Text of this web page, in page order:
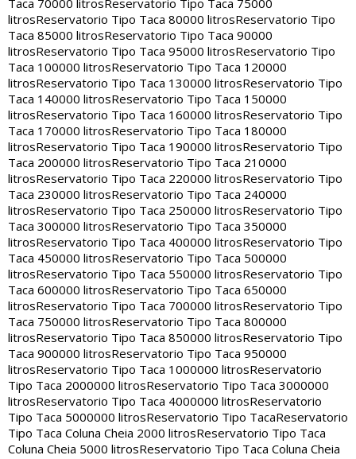
Taca 70000 litros Reservatorio Tipo Taca 75000
litrosReservatorio Tipo Taca 80000 litrosReservatorio Tipo
Taca 85000 litrosReservatorio Tipo Taca 90000
litrosReservatorio Tipo Taca 95000 litrosReservatorio Tipo
Taca 100000 litrosReservatorio Tipo Taca 120000
litrosReservatorio Tipo Taca 130000 litrosReservatorio Tipo
Taca 140000 litrosReservatorio Tipo Taca 150000
litrosReservatorio Tipo Taca 160000 litrosReservatorio Tipo
Taca 170000 litrosReservatorio Tipo Taca 180000
litrosReservatorio Tipo Taca 190000 litrosReservatorio Tipo
Taca 200000 litrosReservatorio Tipo Taca 210000
litrosReservatorio Tipo Taca 220000 litrosReservatorio Tipo
Taca 230000 litrosReservatorio Tipo Taca 240000
litrosReservatorio Tipo Taca 250000 litrosReservatorio Tipo
Taca 300000 litrosReservatorio Tipo Taca 350000
litrosReservatorio Tipo Taca 400000 litrosReservatorio Tipo
Taca 450000 litrosReservatorio Tipo Taca 500000
litrosReservatorio Tipo Taca 550000 litrosReservatorio Tipo
Taca 600000 litrosReservatorio Tipo Taca 650000
litrosReservatorio Tipo Taca 700000 litrosReservatorio Tipo
Taca 750000 litrosReservatorio Tipo Taca 800000
litrosReservatorio Tipo Taca 850000 litrosReservatorio Tipo
Taca 900000 litrosReservatorio Tipo Taca 950000
litrosReservatorio Tipo Taca 1000000 litrosReservatorio
Tipo Taca 2000000 litrosReservatorio Tipo Taca 3000000
litrosReservatorio Tipo Taca 4000000 litrosReservatorio
Tipo Taca 5000000 litrosReservatorio Tipo TacaReservatorio
Tipo Taca Coluna Cheia 2000 litrosReservatorio Tipo Taca
Coluna Cheia 5000 litrosReservatorio Tipo Taca Coluna Cheia